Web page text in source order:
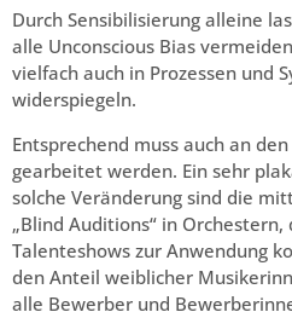
Durch Sensibilisierung alleine
alle Unconscious Bias
vielfach auch in Prozessen und
widerspiegeln.
Entsprechend muss auch an
gearbeitet werden. Ein sehr
solche Veränderung sind die
„Blind Auditions“ in
Talenteshows zur Anwendung
den Anteil weiblicher
alle Bewerber und